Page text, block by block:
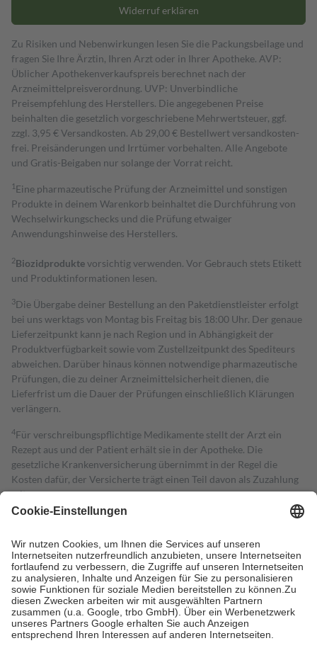
Widerruf erklären
Zu Risiken und Nebenwirkungen lesen Sie die Packungsbeilage und
fragen Sie Ihre Ärztin, Ihren Arzt oder in Ihrer Apotheke. AVP:
Üblicher Apothekenverkaufspreis berechnet nach der
Arzneimittelpreisverordnung. UVP: Unverbindliche
Preisempfehlung des Herstellers. Die angegebenen Preise
beinhalten die gesetzlich vorgeschriebene Mehrwertsteuer, ggf.
zzgl. 3,95 € Versandkosten. Ab 29,00 € Bestell­wert versand­kosten­
frei. Preisänderungen und Irrtümer vorbehalten. Alle Angebote
und Gratis-Beigaben nur solange der Vorrat reicht.
1 Eine pharmazeutische Prüfung der Arzneimittel und sonstigen
Produkte in deinem Warenkorb beinhaltet die Durchführung von
Wechselwirkungschecks und die Prüfung etwaiger
Anwendungshinweise des Herstellers.
2Biozidproduktevorsichtig verwenden. Vor Gebrauch stets Etikett
und Produktinformationen lesen.
3Die Übergabe deiner Bestellung an den Paketdienstleister erfolgt
bei uns werktags von Montag bis Freitag bis 18:00 Uhr. Der genaue
Lieferzeitpunkt kann je nach Region und in Abhängigkeit der
Produktverfügbarkeit sowie vom Zustellzeitpunkt des Spediteurs
abweichen. Darüber hinaus können notwendige pharmazeutische
Prüfungen, die zu deiner Arzneimittelsicherheit dienen, die
Lieferfrist um die Dauer der Prüfungen einschließlich Klärungen
verlängern.
4Für verschreibungspflichtige Medikamente stellt der Arzt ein
Rezept aus und der Patient erhält sie in der Apotheke. Die
gesetzliche Krankenversicherung übernimmt in der Regel die
Kosten dafür, der Versicherte trägt einen Teil davon als Zuzahlung
mit.
Grundsätzlich leisten Mitglieder Zuzahlungen in Höhe von zehn
höchstens zehn Euro.
Es sind jedoch nie mehr als die tatsächlichen
Kosten der Leistung zu entrichten.
Diese Regeln gelten grundsätzlich auch für Online-Apotheken.
Bei Heilmitteln und häuslicher Krankenpflege beträgt die
Zuzahlung zehn Prozent der Kosten sowie zehn Euro je
Verordnung.
Um das Engagement der Versicherten für ihre eigene Gesundheit zu
stärken und die besondere Stellung der Familie zu unterstützen,